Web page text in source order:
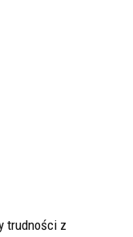
trudności z